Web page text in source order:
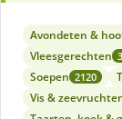
Avondeten &
Vleesgerechten
Soepen 2120
Vis &